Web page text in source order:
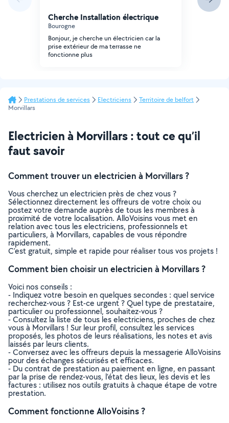
Cherche Installation électrique
Bourogne
Bonjour, je cherche un électricien car la
prise extérieur de ma terrasse ne
fonctionne plus
Prestations de services Electriciens
Territoire de belfort
Morvillars
Electricien à Morvillars : tout ce qu’il
faut savoir
Comment trouver un electricien à Morvillars ?
Vous cherchez un electricien près de chez vous ?
Sélectionnez directement les offreurs de votre choix ou
postez votre demande auprès de tous les membres à
proximité de votre localisation. AlloVoisins vous met en
relation avec tous les electriciens, professionnels et
particuliers, à Morvillars, capables de vous répondre
rapidement.
C’est gratuit, simple et rapide pour réaliser tous vos projets !
Comment bien choisir un electricien à Morvillars ?
Voici nos conseils :
- Indiquez votre besoin en quelques secondes : quel service
recherchez-vous ? Est-ce urgent ? Quel type de prestataire,
particulier ou professionnel, souhaitez-vous ?
- Consultez la liste de tous les electriciens, proches de chez
vous à Morvillars ! Sur leur profil, consultez les services
proposés, les photos de leurs réalisations, les notes et avis
laissés par leurs clients.
- Conversez avec les offreurs depuis la messagerie AlloVoisins
pour des échanges sécurisés et efficaces.
- Du contrat de prestation au paiement en ligne, en passant
par la prise de rendez-vous, l’état des lieux, les devis et les
factures : utilisez nos outils gratuits à chaque étape de votre
prestation.
Comment fonctionne AlloVoisins ?